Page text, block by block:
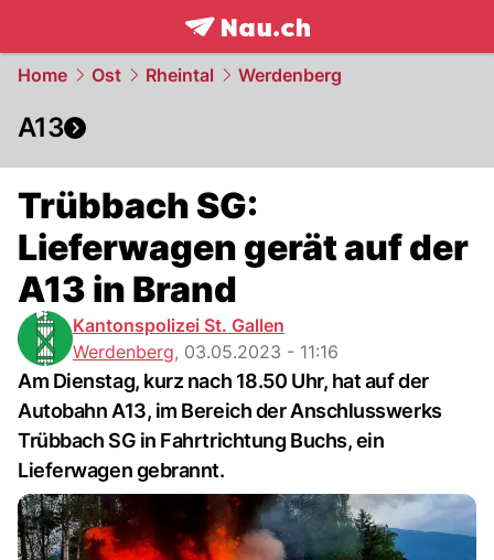
frontpage.NAU.ch
Home Ost Rheintal Werdenberg
A13
Trübbach SG:
Lieferwagen gerät auf der
A13 in Brand
Kantonspolizei St. Gallen
Werdenberg, 03.05.2023 - 11:16
Am Dienstag, kurz nach 18.50 Uhr, hat auf der
Autobahn A13, im Bereich der Anschlusswerks
Trübbach SG in Fahrtrichtung Buchs, ein
Lieferwagen gebrannt.